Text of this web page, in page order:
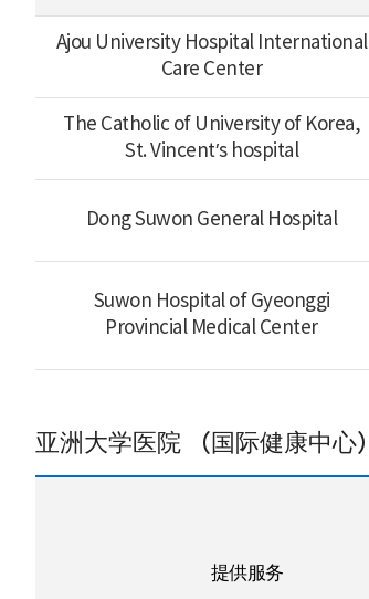
Ajou University Hospital International
Care Center
The Catholic of University of Korea,
St. Vincent’s hospital
Dong Suwon General Hospital
Suwon Hospital of Gyeonggi
Provincial Medical Center
亚洲大学医院 （国际健康中心）
提供服务